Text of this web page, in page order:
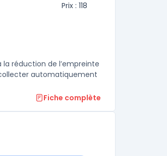
Prix : 118
réduction de l’empreinte
automatiquement
Fiche complète